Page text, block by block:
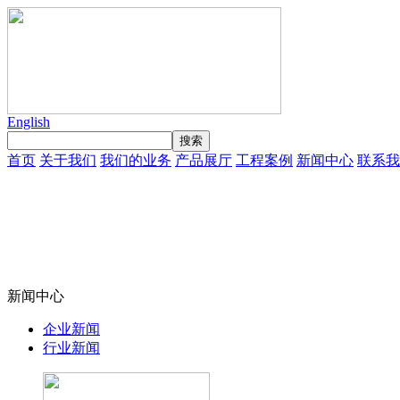
English
首页 关于我们 我们的业务 产品展厅 工程案例 新闻中心 联系
新闻中心
企业新闻
行业新闻